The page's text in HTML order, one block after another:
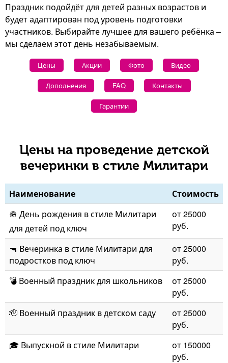
Праздник подойдёт для детей разных возрастов и
будет адаптирован под уровень подготовки
участников. Выбирайте лучшее для вашего ребёнка –
мы сделаем этот день незабываемым.
Цены Акции Фото Видео
Дополнения FAQ Контакты
Гарантии
Цены на проведение детской
вечеринки в стиле Милитари
Наименование
Стоимость
🪖️ День рождения в стиле Милитари
для детей под ключ
от 25000
руб.
🔫 Вечеринка в стиле Милитари для
подростков под ключ
от 25000
руб.
💣 Военный праздник для школьников
от 25000
руб.
🫡 Военный праздник в детском саду
от 25000
руб.
🎓 Выпускной в стиле Милитари
от 150000
руб.